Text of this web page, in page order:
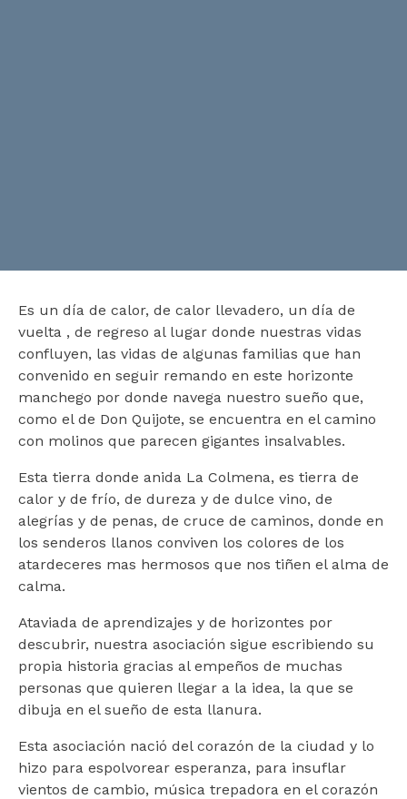
Es un día de calor, de calor llevadero, un día de
vuelta , de regreso al lugar donde nuestras vidas
confluyen, las vidas de algunas familias que han
convenido en seguir remando en este horizonte
manchego por donde navega nuestro sueño que,
como el de Don Quijote, se encuentra en el camino
con molinos que parecen gigantes insalvables.
Esta tierra donde anida La Colmena, es tierra de
calor y de frío, de dureza y de dulce vino, de
alegrías y de penas, de cruce de caminos, donde en
los senderos llanos conviven los colores de los
atardeceres mas hermosos que nos tiñen el alma de
calma.
Ataviada de aprendizajes y de horizontes por
descubrir, nuestra asociación sigue escribiendo su
propia historia gracias al empeños de muchas
personas que quieren llegar a la idea, la que se
dibuja en el sueño de esta llanura.
Esta asociación nació del corazón de la ciudad y lo
hizo para espolvorear esperanza, para insuflar
vientos de cambio, música trepadora en el corazón
Solicitud de
información
Rellena este formulario y en breve nos pondremos en
contacto contigo.
Solicita tu plaza ahora
contigo para completar tu solicitud